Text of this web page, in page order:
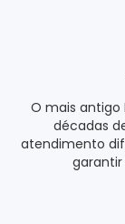
O mais antigo
décadas
atendimento
garantir